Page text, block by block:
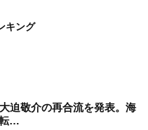
キング
大迫敬介の再合流を発表。海
…